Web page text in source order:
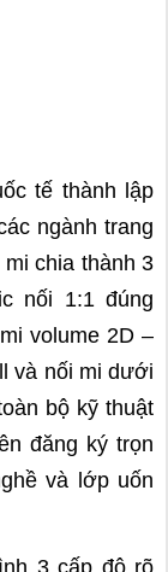
tế thành lập
ngành trang
chia thành 3
nối 1:1 đúng
volume 2D –
và nối mi dưới
bộ kỹ thuật
đăng ký trọn
và lớp uốn
3 cấp độ rõ